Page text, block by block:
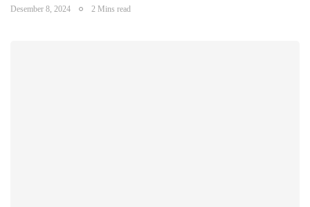
Desember 8, 2024 2 Mins read